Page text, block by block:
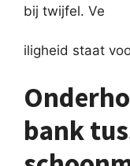
bij twijfel. Ve
iligheid staat
bank